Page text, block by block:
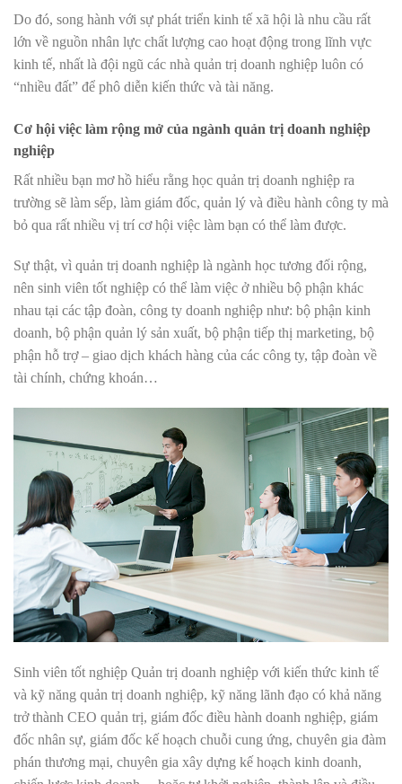
Do đó, song hành với sự phát triển kinh tế xã hội là nhu cầu rất
lớn về nguồn nhân lực chất lượng cao hoạt động trong lĩnh vực
kinh tế, nhất là đội ngũ các nhà quản trị doanh nghiệp luôn có
“nhiều đất” để phô diễn kiến thức và tài năng.
Cơ hội việc làm rộng mở của ngành quản trị doanh nghiệp
nghiệp
Rất nhiều bạn mơ hồ hiểu rằng học quản trị doanh nghiệp ra
trường sẽ làm sếp, làm giám đốc, quản lý và điều hành công ty mà
bỏ qua rất nhiều vị trí cơ hội việc làm bạn có thể làm được.
Sự thật, vì quản trị doanh nghiệp là ngành học tương đối rộng,
nên sinh viên tốt nghiệp có thể làm việc ở nhiều bộ phận khác
nhau tại các tập đoàn, công ty doanh nghiệp như: bộ phận kinh
doanh, bộ phận quản lý sản xuất, bộ phận tiếp thị marketing, bộ
phận hỗ trợ – giao dịch khách hàng của các công ty, tập đoàn về
tài chính, chứng khoán…
Sinh viên tốt nghiệp Quản trị doanh nghiệp với kiến thức kinh tế
và kỹ năng quản trị doanh nghiệp, kỹ năng lãnh đạo có khả năng
trở thành CEO quản trị, giám đốc điều hành doanh nghiệp, giám
đốc nhân sự, giám đốc kế hoạch chuỗi cung ứng, chuyên gia đàm
phán thương mại, chuyên gia xây dựng kế hoạch kinh doanh,